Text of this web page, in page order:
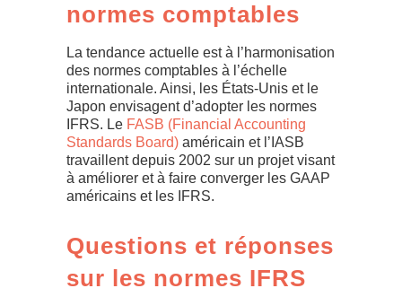
normes comptables
La tendance actuelle est à l’harmonisation
des normes comptables à l’échelle
internationale. Ainsi, les États-Unis et le
Japon envisagent d’adopter les normes
IFRS. Le FASB (Financial Accounting
Standards Board) américain et l’IASB
travaillent depuis 2002 sur un projet visant
à améliorer et à faire converger les GAAP
américains et les IFRS.
Questions et réponses
sur les normes IFRS